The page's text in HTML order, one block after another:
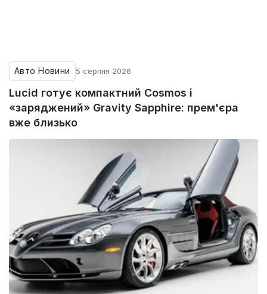
Авто Новини 5 серпня 2026
Lucid готує компактний Cosmos і
«заряджений» Gravity Sapphire: прем'єра
вже близько